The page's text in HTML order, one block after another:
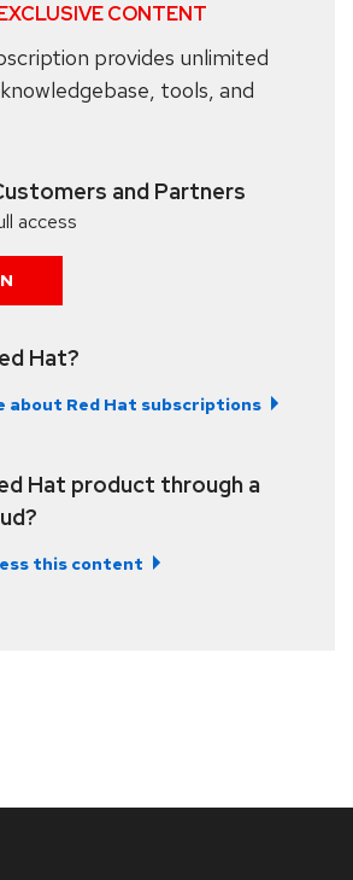
CONTENT
provides unlimited
tools, and
and Partners
access
Hat?
about Red Hat subscriptions
Hat product through a
this content